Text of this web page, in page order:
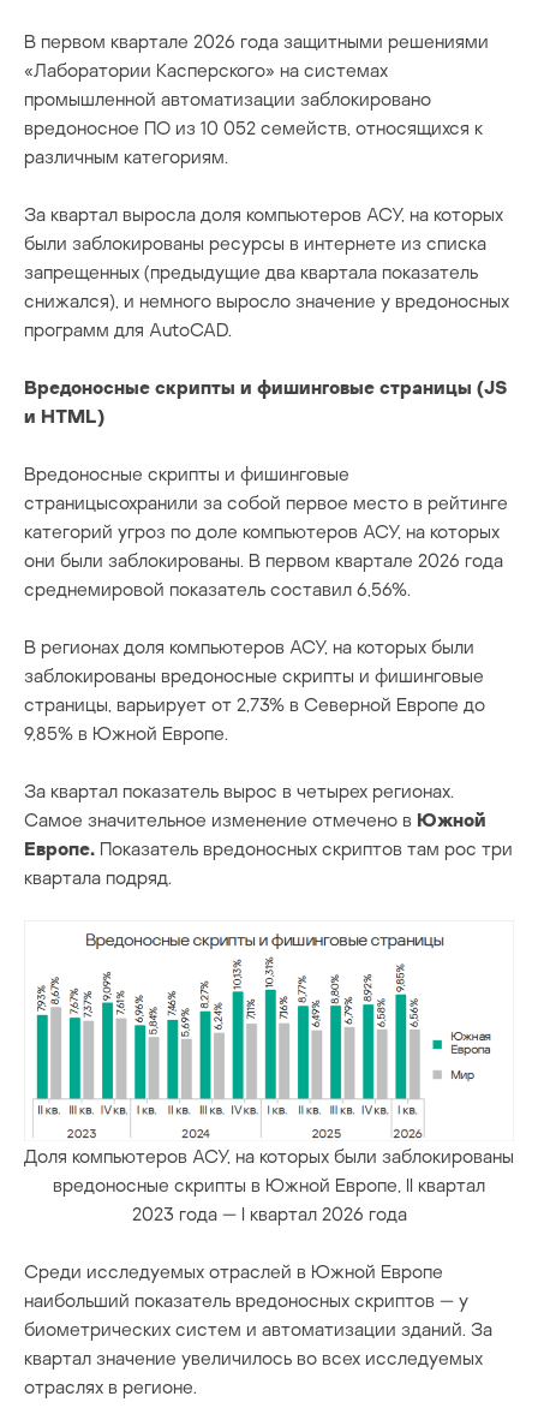
В первом квартале 2026 года защитными решениями
«Лаборатории Касперского» на системах
промышленной автоматизации заблокировано
вредоносное ПО из 10 052 семейств, относящихся к
различным категориям.
За квартал выросла доля компьютеров АСУ, на которых
были заблокированы ресурсы в интернете из списка
запрещенных (предыдущие два квартала показатель
снижался), и немного выросло значение у вредоносных
программ для AutoCAD.
Вредоносные скрипты и фишинговые страницы (JS
и HTML)
Вредоносные скрипты и фишинговые
страницысохранили за собой первое место в рейтинге
категорий угроз по доле компьютеров АСУ, на которых
они были заблокированы. В первом квартале 2026 года
среднемировой показатель составил 6,56%.
В регионах доля компьютеров АСУ, на которых были
заблокированы вредоносные скрипты и фишинговые
страницы, варьирует от 2,73% в Северной Европе до
9,85% в Южной Европе.
За квартал показатель вырос в четырех регионах.
Самое значительное изменение отмечено в Южной
Европе. Показатель вредоносных скриптов там рос три
квартала подряд.
Доля компьютеров АСУ, на которых были заблокированы
вредоносные скрипты в Южной Европе, II квартал
2023 года — I квартал 2026 года
Среди исследуемых отраслей в Южной Европе
наибольший показатель вредоносных скриптов — у
биометрических систем и автоматизации зданий. За
квартал значение увеличилось во всех исследуемых
отраслях в регионе.